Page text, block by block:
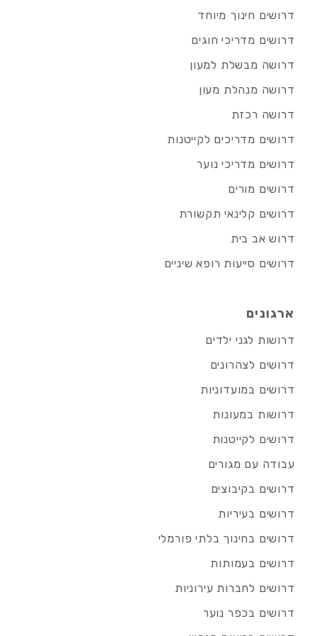
דרושים חינוך מיוחד
דרושים מדריכי חוגים
דרושה מבשלת למעון
דרושה מנהלת מעון
דרושה רכזת
דרושים מדריכים לקייטנות
דרושים מדריכי נוער
דרושים מורים
דרושים קלינאי תקשורת
דרוש אב בית
דרושים סייעות רופא שיניים
ארגונים
דרושות לגני ילדים
דרושים לצהרונים
דרושים במועדוניות
דרושות במעונות
דרושים לקייטנות
עבודה עם מגורים
דרושים בקיבוצים
דרושים בעיריות
דרושים בחינוך בלתי פורמלי
דרושים בעמותות
דרושים לחברות עירוניות
דרושים בכפר נוער